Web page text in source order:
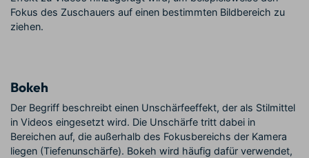
Fokus des Zuschauers auf einen bestimmten Bildbereich zu
ziehen.
Bokeh
Der Begriff beschreibt einen Unschärfeeffekt, der als Stilmittel
in Videos eingesetzt wird. Die Unschärfe tritt dabei in
Bereichen auf, die außerhalb des Fokusbereichs der Kamera
liegen (Tiefenunschärfe). Bokeh wird häufig dafür verwendet,